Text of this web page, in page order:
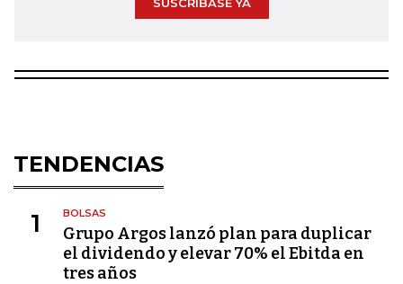
TENDENCIAS
1 BOLSAS
Grupo Argos lanzó plan para duplicar
el dividendo y elevar 70% el Ebitda en
tres años